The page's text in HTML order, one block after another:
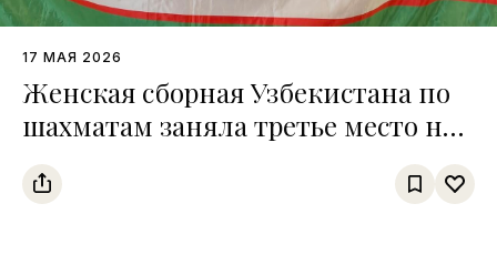
17 МАЯ 2026
Женская сборная Узбекистана по
шахматам заняла третье место на
чемпионате среди тюркских
государств